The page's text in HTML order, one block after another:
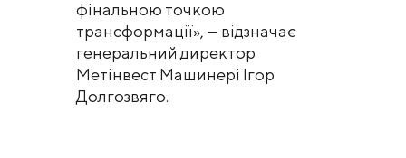
фінальною точкою
трансформації», — відзначає
генеральний директор
Метінвест Машинері Ігор
Долгозвяго.